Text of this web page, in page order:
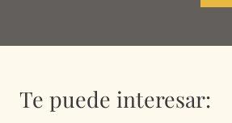
Te puede interesar: